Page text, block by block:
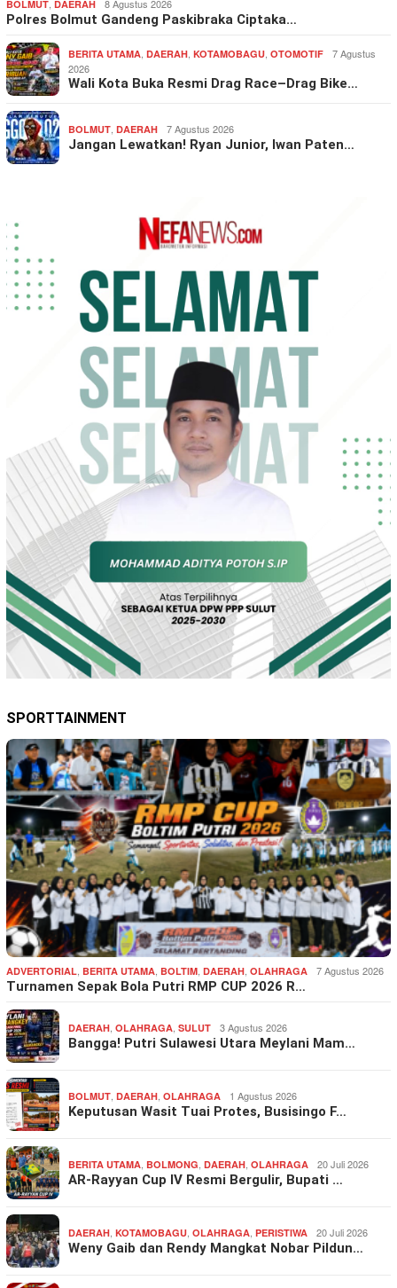
BOLMUT DAERAH 8 Agustus 2026
Polres Bolmut Gandeng Paskibraka Ciptaka…
BERITA UTAMA DAERAH KOTAMOBAGU OTOMOTIF
7 Agustus
2026
Wali Kota Buka Resmi Drag Race–Drag Bike…
BOLMUT DAERAH 7 Agustus 2026
Jangan Lewatkan! Ryan Junior, Iwan Paten…
SPORTTAINMENT
ADVERTORIAL BERITA UTAMA BOLTIM DAERAH OLAHRAGA 7 Agustus 2026
Turnamen Sepak Bola Putri RMP CUP 2026 R…
DAERAH OLAHRAGA SULUT 3 Agustus 2026
Bangga! Putri Sulawesi Utara Meylani Mam…
BOLMUT DAERAH OLAHRAGA 1 Agustus 2026
Keputusan Wasit Tuai Protes, Busisingo F…
BERITA UTAMA BOLMONG DAERAH OLAHRAGA 20 Juli 2026
AR-Rayyan Cup IV Resmi Bergulir, Bupati …
DAERAH KOTAMOBAGU OLAHRAGA PERISTIWA 20 Juli 2026
Weny Gaib dan Rendy Mangkat Nobar Pildun…